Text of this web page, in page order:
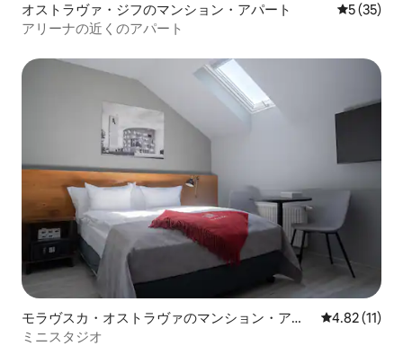
オストラヴァ・ジフのマンション・アパート レビュー
5 (35)
アリーナの近くのアパート
モラヴスカ・オストラヴァのマンション・アパ
ート
レビュー11
4.82 (11)
ミニスタジオ